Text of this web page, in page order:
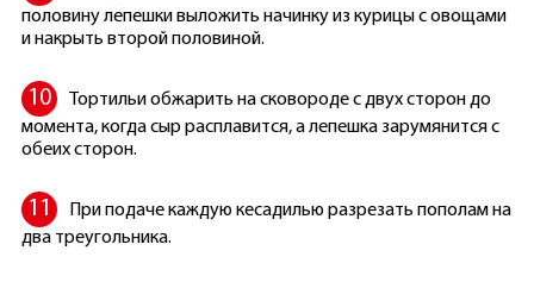
половину лепешки выложить начинку из курицы с овощами
и накрыть второй половиной.
Тортильи обжарить на сковороде с двух сторон до
момента, когда сыр расплавится, а лепешка зарумянится с
обеих сторон.
При подаче каждую кесадилью разрезать пополам на
два треугольника.